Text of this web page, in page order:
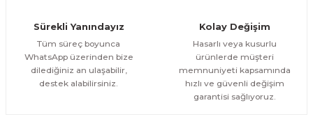
800,00 TL %13
Evinemoda
Sürekli Yanındayız
Tüm süreç boyunca
WhatsApp üzerinden bize
dilediğiniz an ulaşabilir,
destek alabilirsiniz.
Kolay Değişim
Hasarlı veya kusurlu
ürünlerde müşteri
memnuniyeti kapsamında
hızlı ve güvenli değişim
garantisi sağlıyoruz.